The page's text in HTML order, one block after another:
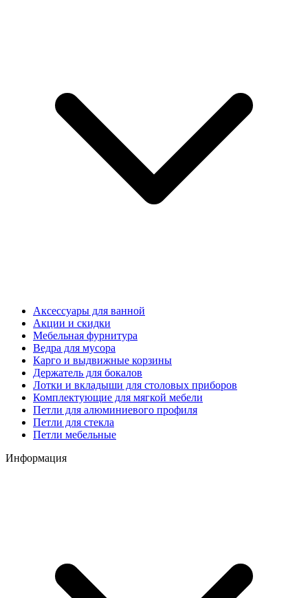
Аксессуары для ванной
Акции и скидки
Мебельная фурнитура
Ведра для мусора
Карго и выдвижные корзины
Держатель для бокалов
Лотки и вкладыши для столовых приборов
Комплектующие для мягкой мебели
Петли для алюминиевого профиля
Петли для стекла
Петли мебельные
Информация